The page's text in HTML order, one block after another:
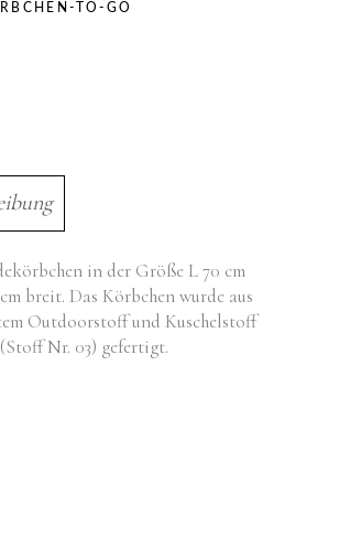
TO-GO
in der Größe L 70 cm
breit. Das Körbchen wurde aus
Outdoorstoff und Kuschelstoff
Nr. 03) gefertigt.